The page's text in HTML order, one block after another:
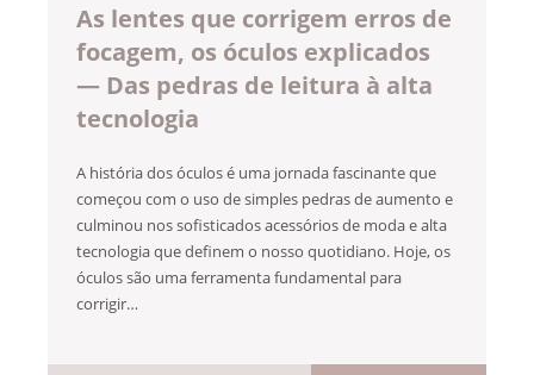
As lentes que corrigem erros de
focagem, os óculos explicados
— Das pedras de leitura à alta
tecnologia
A história dos óculos é uma jornada fascinante que
começou com o uso de simples pedras de aumento e
culminou nos sofisticados acessórios de moda e alta
tecnologia que definem o nosso quotidiano. Hoje, os
óculos são uma ferramenta fundamental para
corrigir…